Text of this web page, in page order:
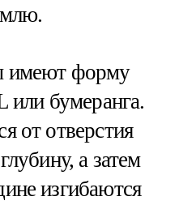
имеют форму
или бумеранга.
от отверстия
а затем
изгибаются